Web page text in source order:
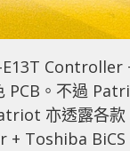
Controller
。不過
亦透露各
Toshiba BiCS